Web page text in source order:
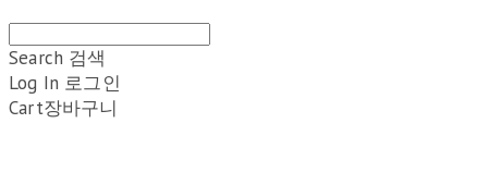
Search 검색
Log In 로그인
Cart장바구니